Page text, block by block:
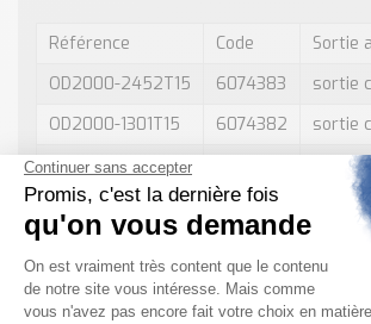
Référence Code
Sortie
OD2000-2452T15
6074383
sortie
OD2000-1301T15
6074382
sortie
OD2000-7002T15
sortie
OD2000-3502T15
6074384
sortie
sortie
OD2000-0301T15
6074380 sortie